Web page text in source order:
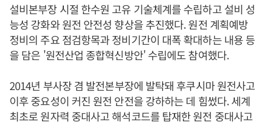
설비본부장 시절 한수원 고유 기술체계를 수립하고 설비 성
능성 강화와 원전 안전성 향상을 추진했다. 원전 계획예방
정비의 주요 점검항목과 정비기간이 대폭 확대하는 내용 등
을 담은 '원전산업 종합혁신방안' 수립에도 참여했다.
2014년 부사장 겸 발전본부장에 발탁돼 후쿠시마 원전사고
이후 중요성이 커진 원전 안전을 강하하는 데 힘썼다. 세계
최초로 원자력 중대사고 해석코드를 탑재한 원전 중대사고